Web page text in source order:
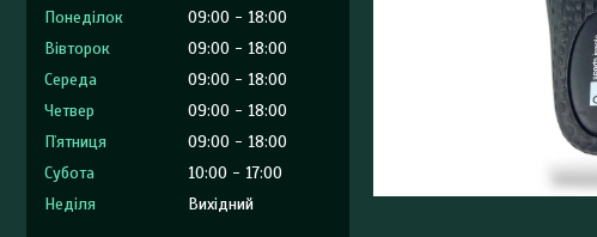
Понеділок 09:00
18:00
Вівторок
09:00
18:00
Середа
09:00
18:00
Четвер
09:00
18:00
Пʼятниця
09:00
18:00
Субота
10:00
17:00
Неділя
Вихідний